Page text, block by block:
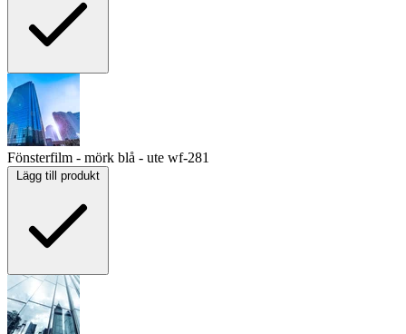
Fönsterfilm - mörk blå - ute wf-281
Lägg till produkt